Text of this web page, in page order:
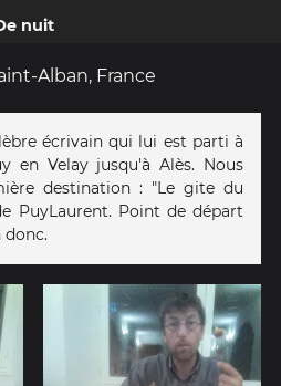
nuit
Alban, France
écrivain qui lui est parti à
en Velay jusqu'à Alès. Nous
destination : "Le gite du
PuyLaurent. Point de départ
donc.